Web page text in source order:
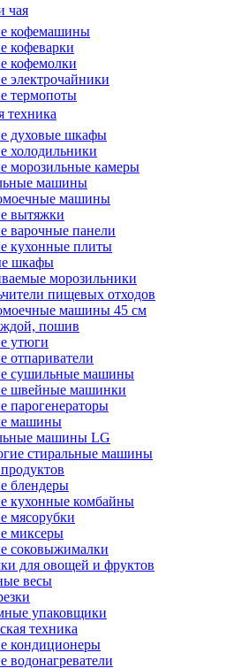
чая
кофемашины
кофеварки
кофемолки
электрочайники
термопоты
техника
духовые шкафы
холодильники
морозильные камеры
машины
машины
вытяжки
варочные панели
кухонные плиты
шкафы
морозильники
пищевых отходов
машины 45 см
пошив
утюги
отпариватели
сушильные машины
швейные машинки
парогенераторы
машины
машины LG
стиральные машины
блендеры
кухонные комбайны
мясорубки
миксеры
соковыжималки
для овощей и фруктов
весы
упаковщики
техника
кондиционеры
водонагреватели